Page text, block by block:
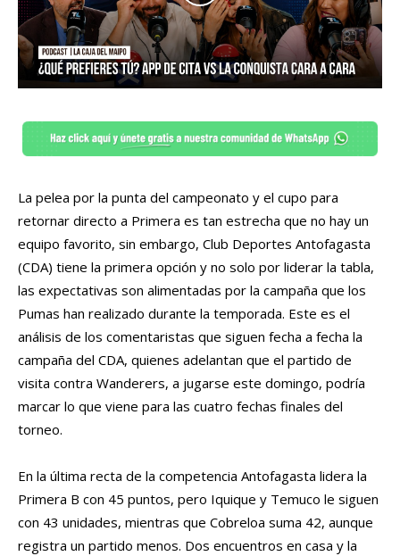
La pelea por la punta del campeonato y el cupo para
retornar directo a Primera es tan estrecha que no hay un
equipo favorito, sin embargo, Club Deportes Antofagasta
(CDA) tiene la primera opción y no solo por liderar la tabla,
las expectativas son alimentadas por la campaña que los
Pumas han realizado durante la temporada. Este es el
análisis de los comentaristas que siguen fecha a fecha la
campaña del CDA, quienes adelantan que el partido de
visita contra Wanderers, a jugarse este domingo, podría
marcar lo que viene para las cuatro fechas finales del
torneo.
En la última recta de la competencia Antofagasta lidera la
Primera B con 45 puntos, pero Iquique y Temuco le siguen
con 43 unidades, mientras que Cobreloa suma 42, aunque
registra un partido menos. Dos encuentros en casa y la